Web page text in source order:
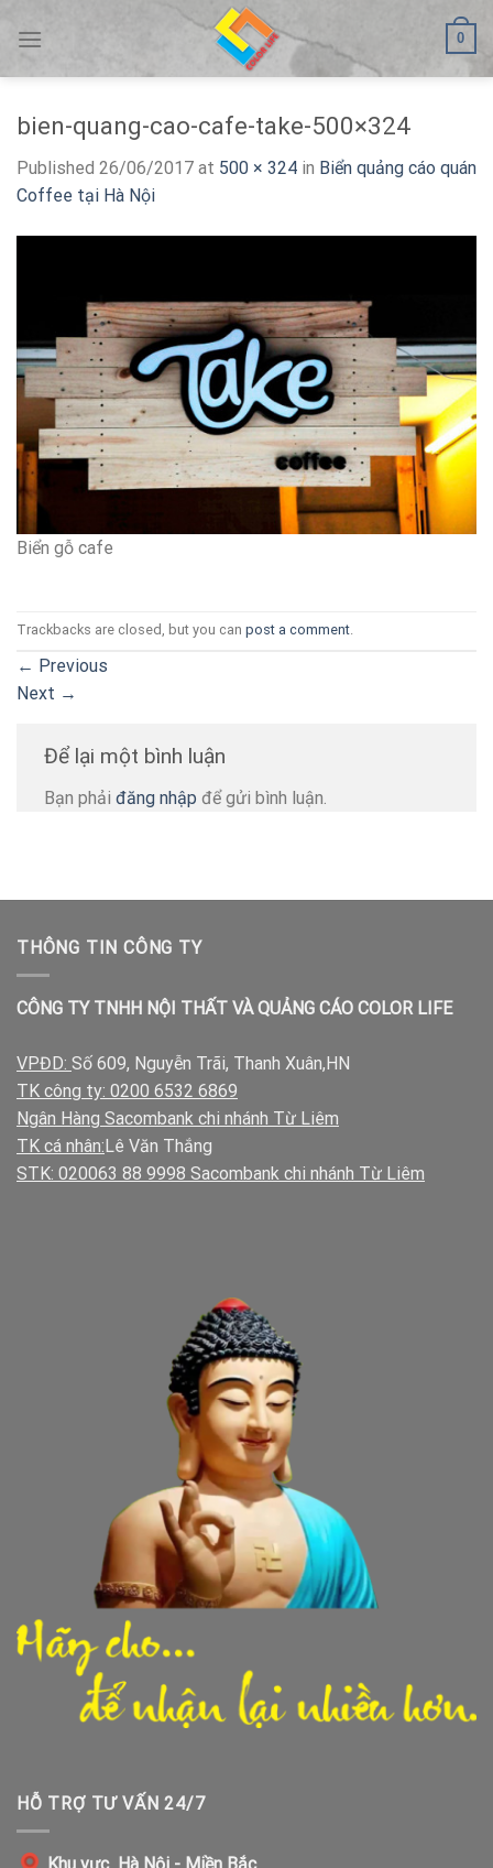
0
bien-quang-cao-cafe-take-500×324
Published 26/06/2017 at 500 × 324 in Biển quảng cáo quán
Coffee tại Hà Nội
Biển gỗ cafe
Trackbacks are closed, but you can post a comment.
← Previous
Next →
Để lại một bình luận
Bạn phải đăng nhập để gửi bình luận.
THÔNG TIN CÔNG TY
CÔNG TY TNHH NỘI THẤT VÀ QUẢNG CÁO COLOR LIFE
VPĐD: Số 609, Nguyễn Trãi, Thanh Xuân,HN
TK công ty: 0200 6532 6869
Ngân Hàng Sacombank chi nhánh Từ Liêm
TK cá nhân:Lê Văn Thắng
STK: 020063 88 9998 Sacombank chi nhánh Từ Liêm
HỖ TRỢ TƯ VẤN 24/7